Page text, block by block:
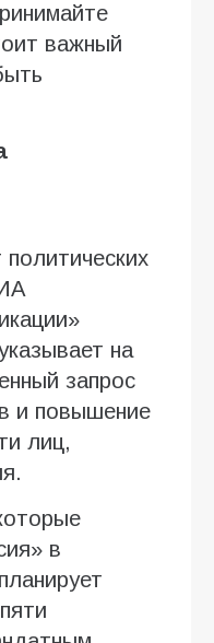
важный
на
запрос
и повышение
лиц,
в